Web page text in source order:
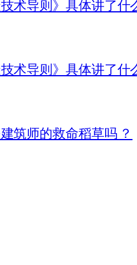
技术导则》具体讲了什
技术导则》具体讲了什
筑师的救命稻草吗 ？